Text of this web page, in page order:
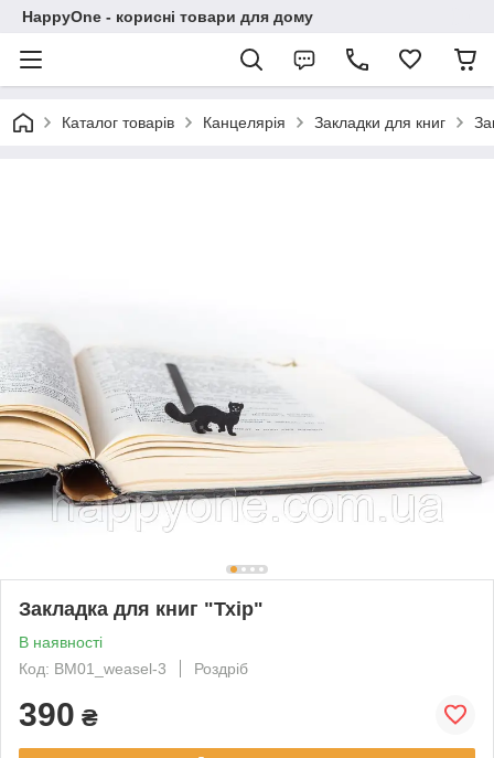
HappyOne - корисні товари для дому
Каталог товарів Канцелярія Закладки для книг
Закладка для книг "Тхір"
В наявності
Код: BM01_weasel-3
Роздріб
390 ₴